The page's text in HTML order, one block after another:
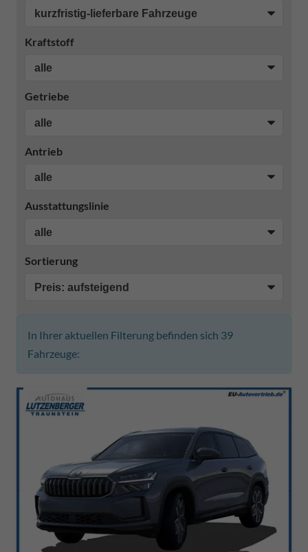
Kraftstoff
Getriebe
Antrieb
Ausstattungslinie
Sortierung
In Ihrer aktuellen Filterung befinden sich 39
Fahrzeuge: